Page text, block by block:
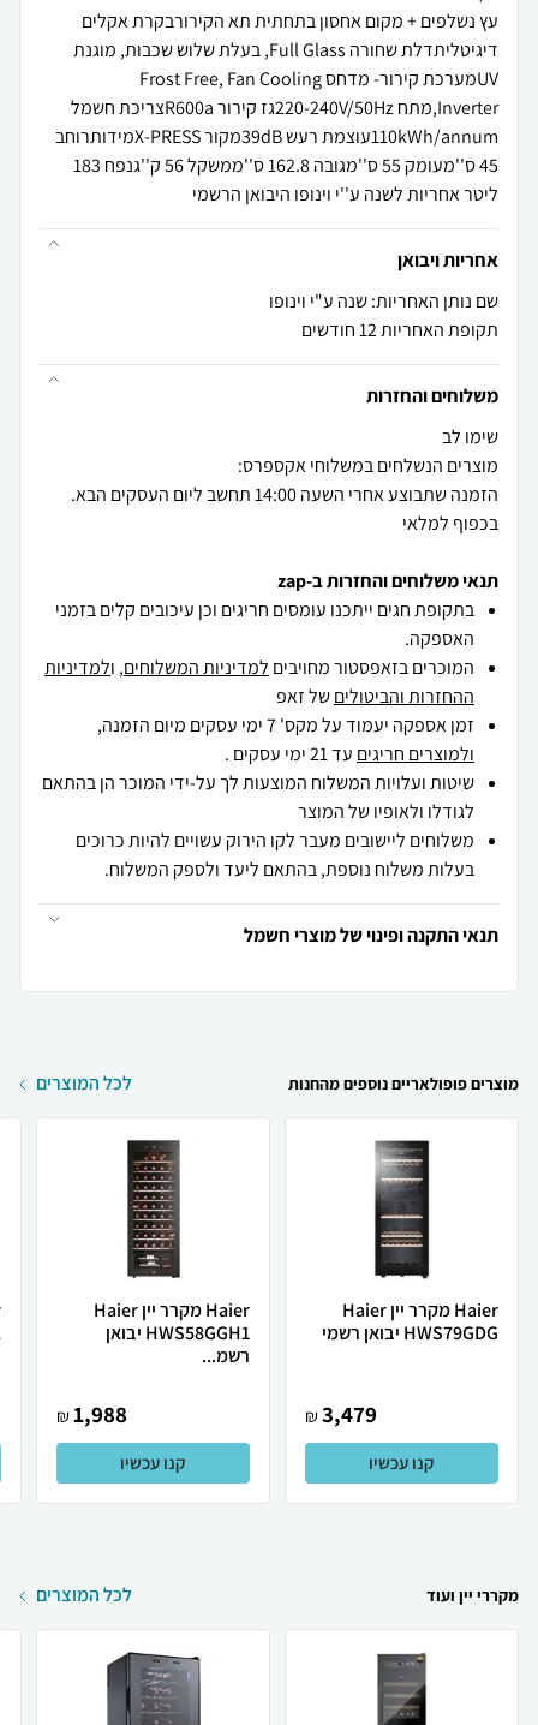
עץ נשלפים + מקום אחסון בתחתית תא הקירורבקרת אקלים
דיגיטליתדלת שחורה Full Glass, בעלת שלוש שכבות, מוגנת
UVמערכת קירור- מדחס Frost Free, Fan Cooling
,Inverterמתח 220-240V/50Hzגז קירור R600aצריכת חשמל
110kWh/annumעוצמת רעש 39dBמקור X-PRESSמידותרוחב
45 ס''מעומק 55 ס''מגובה 162.8 ס''ממשקל 56 ק''גנפח 183
ליטר אחריות לשנה ע''י וינופו היבואן הרשמי
אחריות ויבואן
שם נותן האחריות: שנה ע"י וינופו
תקופת האחריות 12 חודשים
משלוחים והחזרות
הזמנה שתבוצע אחרי השעה 14:00 תחשב ליום העסקים הבא.
בכפוף למלאי
תנאי משלוחים והחזרות ב-zap
בתקופת חגים ייתכנו עומסים חריגים וכן עיכובים קלים בזמני
האספקה.
המוכרים בזאפסטור מחויבים למדיניות המשלוחים, ולמדיניות
ההחזרות והביטוליםשל זאפ
זמן אספקה יעמוד על מקס' 7 ימי עסקים מיום הזמנה,
ולמוצרים חריגים עד 21 ימי עסקים .
שיטות ועלויות המשלוח המוצעות לך על-ידי המוכר הן בהתאם
לגודלו ולאופיו של המוצר
משלוחים ליישובים מעבר לקו הירוק עשויים להיות כרוכים
בעלות משלוח נוספת, בהתאם ליעד ולספק המשלוח.
תנאי התקנה ופינוי של מוצרי חשמל
מוצרים פופולאריים נוספים מהחנות לכל המוצרים
Haier מקרר יין Haier
HWS79GDG יבואן רשמי
3,479
₪
קנו עכשיו
Haier מקרר יין Haier
HWS58GGH1 יבואן
רשמ...
1,988
₪
קנו עכשיו
מקררי יין ועוד לכל המוצרים